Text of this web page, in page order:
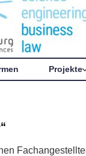
Projekte